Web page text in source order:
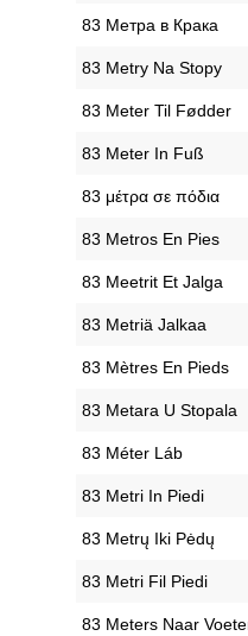
‎83 Метра в Крака
‎83 Metry Na Stopy
‎83 Meter Til Fødder
‎83 Meter In Fuß
‎83 μέτρα σε πόδια
‎83 Metros En Pies
‎83 Meetrit Et Jalga
‎83 Metriä Jalkaa
‎83 Mètres En Pieds
‎83 Metara U Stopala
‎83 Méter Láb
‎83 Metri In Piedi
‎83 Metrų Iki Pėdų
‎83 Metri Fil Piedi
‎83 Meters Naar